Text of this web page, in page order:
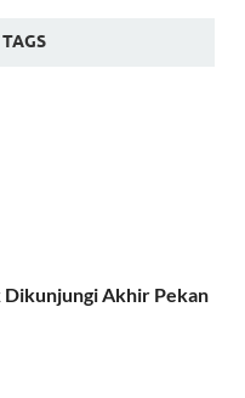
TAGS
Dikunjungi Akhir Pekan